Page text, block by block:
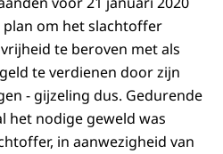
om het slachtoffer
te beroven met als
te verdienen door zijn
- gijzeling dus. Gedurende
het nodige geweld was
in aanwezigheid van